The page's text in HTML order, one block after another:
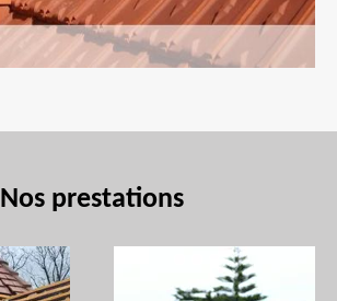
Nos prestations